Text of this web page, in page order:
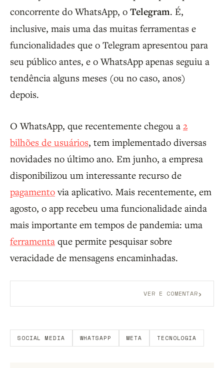
concorrente do WhatsApp, o Telegram. É,
inclusive, mais uma das muitas ferramentas e
funcionalidades que o Telegram apresentou para
seu público antes, e o WhatsApp apenas seguiu a
tendência alguns meses (ou no caso, anos)
depois.
O WhatsApp, que recentemente chegou a 2
bilhões de usuários, tem implementado diversas
novidades no último ano. Em junho, a empresa
disponibilizou um interessante recurso de
pagamentovia aplicativo. Mais recentemente, em
agosto, o app recebeu uma funcionalidade ainda
mais importante em tempos de pandemia: uma
ferramenta que permite pesquisar sobre
veracidade de mensagens encaminhadas.
VER E COMENTAR›
SOCIAL MEDIA WHATSAPP META TECNOLOGIA